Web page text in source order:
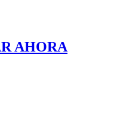
AHORA